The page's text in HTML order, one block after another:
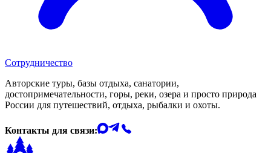
Сотрудничество
Авторские туры, базы отдыха, санатории,
достопримечательности, горы, реки, озера и просто природа
России для путешествий, отдыха, рыбалки и охоты.
Контакты для связи: